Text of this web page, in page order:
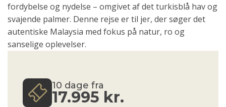
fordybelse og nydelse – omgivet af det turkisblå hav og
svajende palmer. Denne rejse er til jer, der søger det
autentiske Malaysia med fokus på natur, ro og
sanselige oplevelser.
10 dage fra
17.995 kr.